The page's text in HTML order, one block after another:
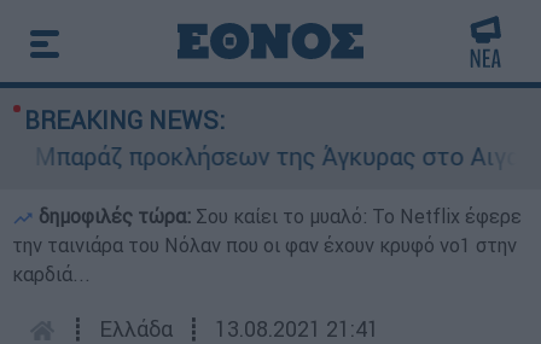
BREAKING NEWS:
προκλήσεων της Άγκυρας στο Αιγαίο:
δημοφιλές τώρα: Σου καίει το μυαλό: Το Netflix έφερε
την ταινιάρα του Νόλαν που οι φαν έχουν κρυφό νο1 στην
καρδιά...
┋ Ελλάδα ┋ 13.08.2021 21:41